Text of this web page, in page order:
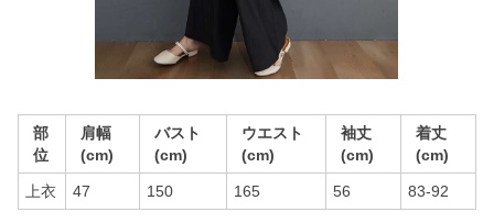
部
位
肩幅
(cm)
バスト
(cm)
ウエスト
(cm)
袖丈
(cm)
着丈
(cm)
上衣 47 150 165 56 83-92